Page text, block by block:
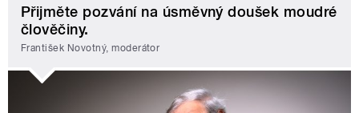
Přijměte pozvání na úsměvný doušek moudré
člověčiny.
František Novotný, moderátor